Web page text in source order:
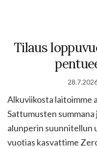
Tilaus
Alkuviikosta laitoimme
Sattumusten
alunperin suunnitellun
vuotias kasvattime